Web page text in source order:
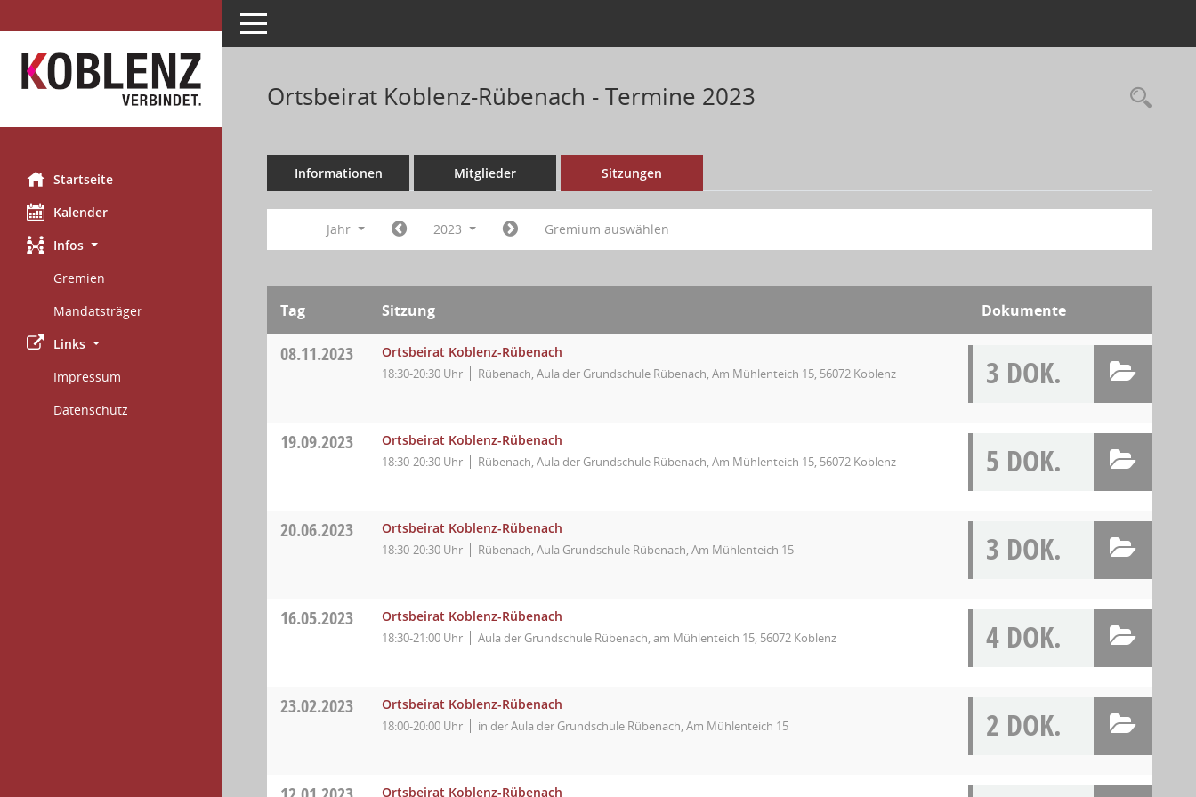
Startseite
Kalender
Infos
Gremien
Mandatsträger
Links
Impressum
Datenschutz
Toggle navigation
Ortsbeirat Koblenz-Rübenach - Termine 2023
Informationen Mitglieder Sitzungen
Jahr 2023 Gremium auswählen
Tag Sitzung Dokumente
08.11.2023 Ortsbeirat Koblenz-Rübenach
18:30-20:30 Uhr Rübenach, Aula der Grundschule Rübenach, Am Mühlenteich 15, 56072 Koblenz 3 DOK.
19.09.2023 Ortsbeirat Koblenz-Rübenach
18:30-20:30 Uhr Rübenach, Aula der Grundschule Rübenach, Am Mühlenteich 15, 56072 Koblenz 5 DOK.
20.06.2023 Ortsbeirat Koblenz-Rübenach
18:30-20:30 Uhr Rübenach, Aula Grundschule Rübenach, Am Mühlenteich 15 3 DOK.
16.05.2023 Ortsbeirat Koblenz-Rübenach
18:30-21:00 Uhr Aula der Grundschule Rübenach, am Mühlenteich 15, 56072 Koblenz 4 DOK.
23.02.2023 Ortsbeirat Koblenz-Rübenach
18:00-20:00 Uhr in der Aula der Grundschule Rübenach, Am Mühlenteich 15 2 DOK.
Ortsbeirat Koblenz-Rübenach